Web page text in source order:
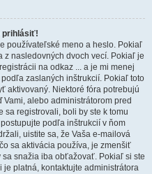
prihlásiť!
používateľské meno a heslo. Pokiaľ
z nasledovných dvoch vecí. Pokiaľ je
na odkaz ... a je mi menej
zaslaných inštrukcií. Pokiaľ toto
aktivovaný. Niektoré fóra potrebujú
alebo administrátorom pred
sa registrovali, boli by ste k tomu
podľa inštrukcií v ňom
uistite sa, že Vaša e-mailová
sa aktivácia používa, je zmenšiť
snažia iba obťažovať. Pokiaľ si ste
platná, kontaktujte administrátora